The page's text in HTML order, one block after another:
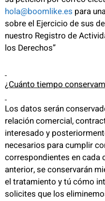
hola@boomlike.es para
sobre el Ejercicio de sus
nuestro Registro de
los Derechos”
¿Cuánto tiempo
Los datos serán
relación comercial,
interesado y
necesarios para cumplir
correspondientes en cada
anterior, se conservarán
el tratamiento y tú cómo
solicites que los